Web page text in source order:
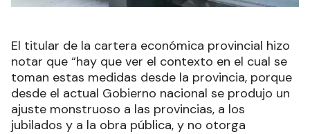
El titular de la cartera económica provincial hizo
notar que “hay que ver el contexto en el cual se
toman estas medidas desde la provincia, porque
desde el actual Gobierno nacional se produjo un
ajuste monstruoso a las provincias, a los
jubilados y a la obra pública, y no otorga